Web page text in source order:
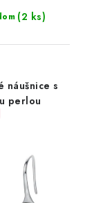
(2 ks)
náušnice s
perlou